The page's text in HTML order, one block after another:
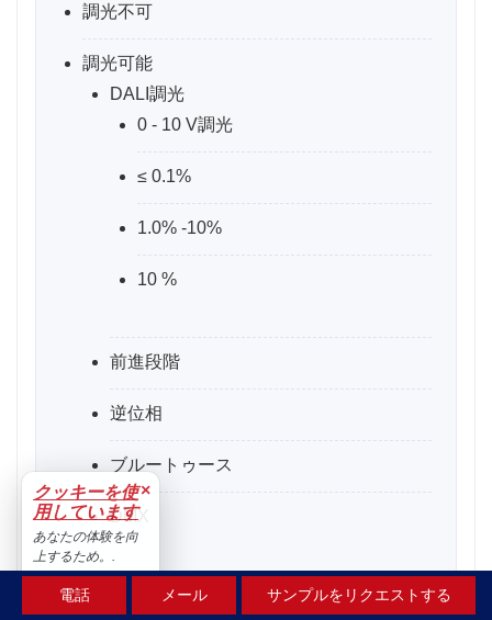
調光不可
調光可能
DALI調光
0 - 10 V調光
≤ 0.1%
1.0% -10%
10 %
前進段階
逆位相
ブルートゥース
DMX
電話 メール サンプルをリクエストする
クッキーを使
用しています
×
あなたの体験を向
上するため。.
受け入れる